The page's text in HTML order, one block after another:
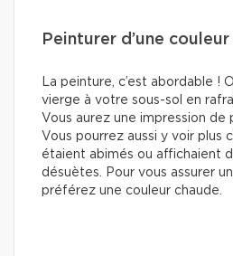
Peinturer d’une
La peinture, c’est abordable !
vierge à votre sous-sol en
Vous aurez une impression de
Vous pourrez aussi y voir plus
étaient abimés ou affichaient
désuètes. Pour vous assurer
préférez une couleur chaude.